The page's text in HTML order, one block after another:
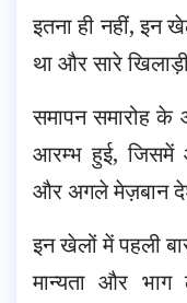
इतना ही नहीं, इन
था और सारे
समापन समारोह के
आरम्भ हुई, जिसमें
और अगले मेज़बान
इन खेलों में पहली
मान्यता और